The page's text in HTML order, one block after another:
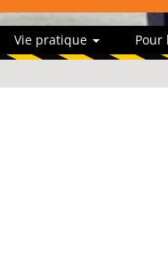
Vie pratique Pour